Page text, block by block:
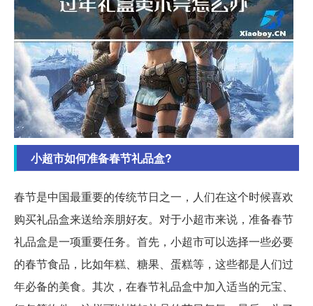
小超市如何准备春节礼品盒?
春节是中国最重要的传统节日之一，人们在这个时候喜欢
购买礼品盒来送给亲朋好友。对于小超市来说，准备春节
礼品盒是一项重要任务。首先，小超市可以选择一些必要
的春节食品，比如年糕、糖果、蛋糕等，这些都是人们过
年必备的美食。其次，在春节礼品盒中加入适当的元宝、